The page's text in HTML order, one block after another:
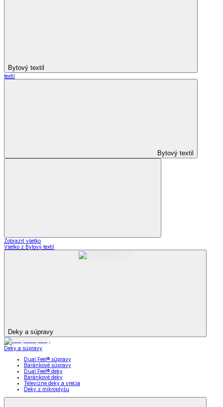
Bytový textil
textil
Bytový textil
Zobraziť všetko
Všetko z Bytový textil
Deky a súpravy
Deky a súpravy
Dual Feel® súpravy
Baránkové súpravy
Dual Feel® deky
Baránkové deky
Televízne deky a vrecia
Deky z mikroplyšu